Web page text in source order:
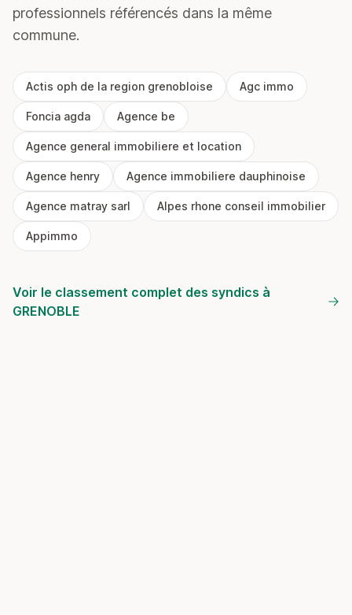
professionnels référencés dans la même
commune.
Actis oph de la region grenobloise Agc immo
Foncia agda Agence be
Agence general immobiliere et location
Agence henry Agence immobiliere dauphinoise
Agence matray sarl Alpes rhone conseil immobilier
Appimmo
Voir le classement complet des syndics à
GRENOBLE